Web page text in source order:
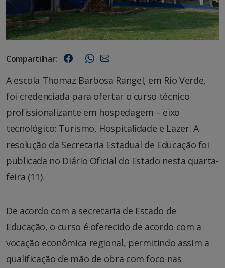
Compartilhar:
A escola Thomaz Barbosa Rangel, em Rio Verde,
foi credenciada para ofertar o curso técnico
profissionalizante em hospedagem – eixo
tecnológico: Turismo, Hospitalidade e Lazer. A
resolução da Secretaria Estadual de Educação foi
publicada no Diário Oficial do Estado nesta quarta-
feira (11).
De acordo com a secretaria de Estado de
Educação, o curso é oferecido de acordo com a
vocação econômica regional, permitindo assim a
qualificação de mão de obra com foco nas